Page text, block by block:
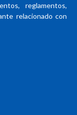
reglamentos,
relacionado con